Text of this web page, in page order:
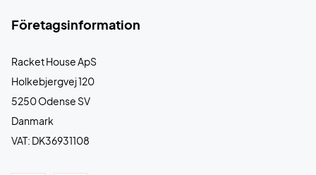
Företagsinformation
Racket House ApS
Holkebjergvej 120
5250 Odense SV
Danmark
VAT: DK36931108